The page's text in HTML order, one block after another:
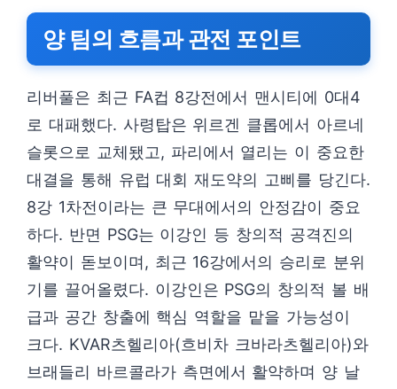
양 팀의 흐름과 관전 포인트
리버풀은 최근 FA컵 8강전에서 맨시티에 0대4
로 대패했다. 사령탑은 위르겐 클롭에서 아르네
슬롯으로 교체됐고, 파리에서 열리는 이 중요한
대결을 통해 유럽 대회 재도약의 고삐를 당긴다.
8강 1차전이라는 큰 무대에서의 안정감이 중요
하다. 반면 PSG는 이강인 등 창의적 공격진의
활약이 돋보이며, 최근 16강에서의 승리로 분위
기를 끌어올렸다. 이강인은 PSG의 창의적 볼 배
급과 공간 창출에 핵심 역할을 맡을 가능성이
크다. KVAR츠헬리아(흐비차 크바라츠헬리아)와
브래들리 바르콜라가 측면에서 활약하며 양 날